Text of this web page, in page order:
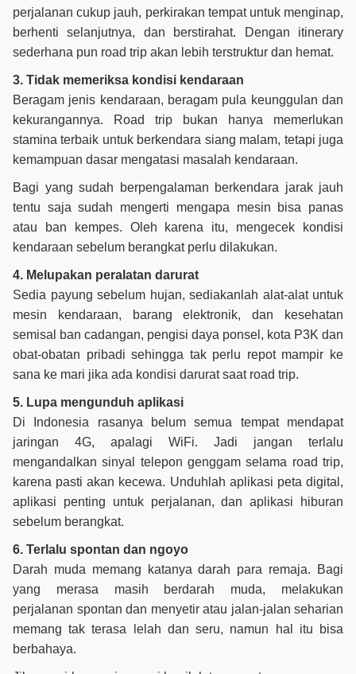
perjalanan cukup jauh, perkirakan tempat untuk menginap,
berhenti selanjutnya, dan berstirahat. Dengan itinerary
sederhana pun road trip akan lebih terstruktur dan hemat.
3. Tidak memeriksa kondisi kendaraan
Beragam jenis kendaraan, beragam pula keunggulan dan
kekurangannya. Road trip bukan hanya memerlukan
stamina terbaik untuk berkendara siang malam, tetapi juga
kemampuan dasar mengatasi masalah kendaraan.
Bagi yang sudah berpengalaman berkendara jarak jauh
tentu saja sudah mengerti mengapa mesin bisa panas
atau ban kempes. Oleh karena itu, mengecek kondisi
kendaraan sebelum berangkat perlu dilakukan.
4. Melupakan peralatan darurat
Sedia payung sebelum hujan, sediakanlah alat-alat untuk
mesin kendaraan, barang elektronik, dan kesehatan
semisal ban cadangan, pengisi daya ponsel, kota P3K dan
obat-obatan pribadi sehingga tak perlu repot mampir ke
sana ke mari jika ada kondisi darurat saat road trip.
5. Lupa mengunduh aplikasi
Di Indonesia rasanya belum semua tempat mendapat
jaringan 4G, apalagi WiFi. Jadi jangan terlalu
mengandalkan sinyal telepon genggam selama road trip,
karena pasti akan kecewa. Unduhlah aplikasi peta digital,
aplikasi penting untuk perjalanan, dan aplikasi hiburan
sebelum berangkat.
6. Terlalu spontan dan ngoyo
Darah muda memang katanya darah para remaja. Bagi
yang merasa masih berdarah muda, melakukan
perjalanan spontan dan menyetir atau jalan-jalan seharian
memang tak terasa lelah dan seru, namun hal itu bisa
berbahaya.